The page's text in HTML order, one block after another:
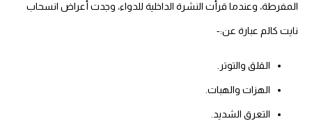
المفرطة، وعندما قرأت النشرة الداخلية للدواء، وجدت أعراض انسحاب
نايت كالم عبارة عن:-
القلق والتوتر.
الهزات والهبات.
التعرق الشديد.